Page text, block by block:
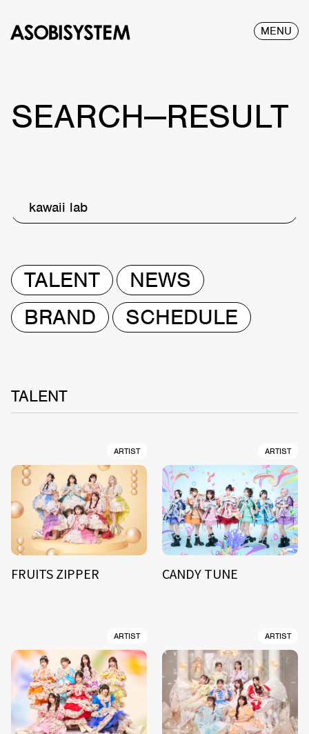
MENU
SEARCH—RESULT
kawaii lab
TALENT
NEWS
BRAND
SCHEDULE
TALENT
ARTIST
FRUITS ZIPPER
ARTIST
CANDY TUNE
ARTIST ARTIST